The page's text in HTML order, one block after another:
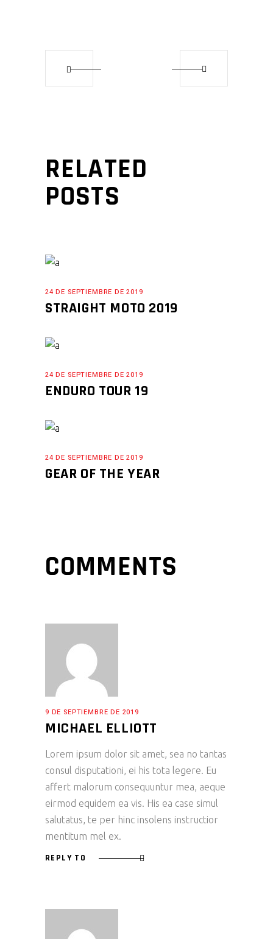
RELATED
POSTS
24 DE SEPTIEMBRE DE 2019
STRAIGHT MOTO 2019
24 DE SEPTIEMBRE DE 2019
ENDURO TOUR 19
24 DE SEPTIEMBRE DE 2019
GEAR OF THE YEAR
COMMENTS
9 DE SEPTIEMBRE DE 2019
MICHAEL ELLIOTT
Lorem ipsum dolor sit amet, sea no tantas
consul disputationi, ei his tota legere. Eu
affert malorum consequuntur mea, aeque
eirmod equidem ea vis. His ea case simul
salutatus, te per hinc insolens instructior
mentitum mel ex.
REPLY TO